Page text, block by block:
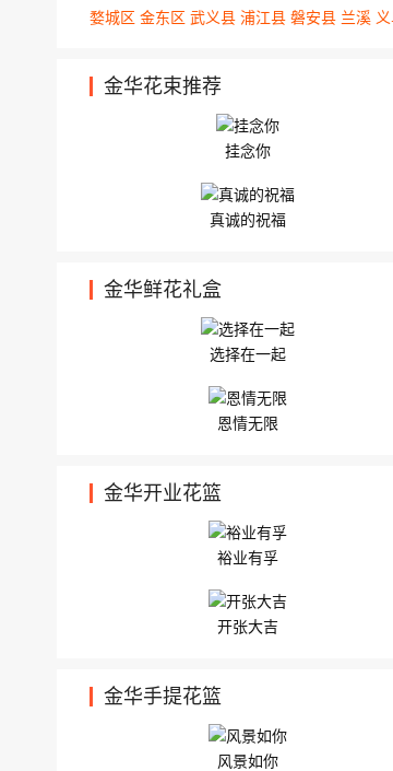
婺城区 金东区 武义县 浦江县 磐安县 兰溪
金华花束推荐
挂念你
真诚的祝福
金华鲜花礼盒
选择在一起
恩情无限
金华开业花篮
裕业有孚
开张大吉
金华手提花篮
风景如你